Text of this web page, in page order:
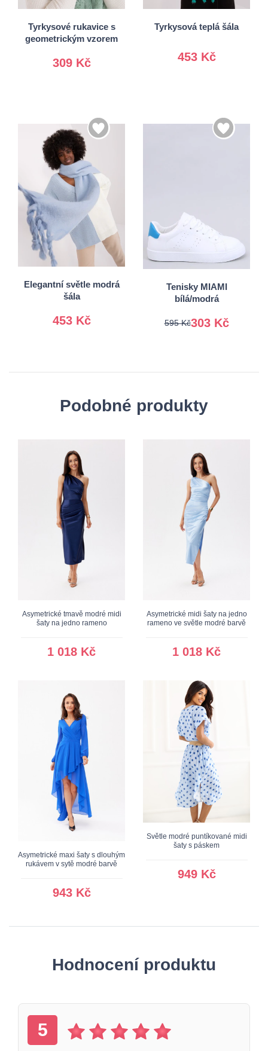
Tyrkysové rukavice s
geometrickým vzorem
309 Kč
L/XL
Tyrkysová teplá šála
453 Kč
Univerzální
Elegantní světle modrá
šála
453 Kč
Univerzální
Tenisky MIAMI
bílá/modrá
303 Kč
595 Kč
36
38
40 41
Podobné produkty
Asymetrické tmavě modré midi
šaty na jedno rameno
1 018 Kč
Asymetrické midi šaty na jedno
rameno ve světle modré barvě
1 018 Kč
Asymetrické maxi šaty s dlouhým
rukávem v sytě modré barvě
943 Kč
Světle modré puntíkované midi
šaty s páskem
949 Kč
Hodnocení produktu
5